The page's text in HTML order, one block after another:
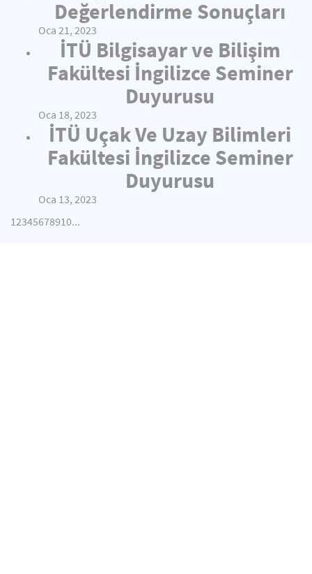
Değerlendirme Sonuçları
Oca 21, 2023
İTÜ Bilgisayar ve Bilişim
Fakültesi İngilizce Seminer
Duyurusu
Oca 18, 2023
İTÜ Uçak Ve Uzay Bilimleri
Fakültesi İngilizce Seminer
Duyurusu
Oca 13, 2023
12345678910...